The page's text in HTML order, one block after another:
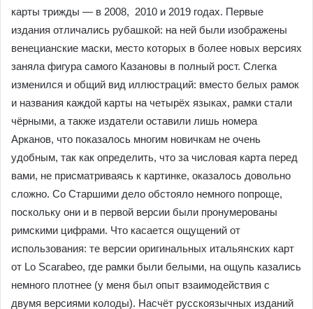
карты трижды — в 2008, 2010 и 2019 годах. Первые
издания отличались рубашкой: на ней были изображены
венецианские маски, место которых в более новых версиях
заняла фигура самого Казановы в полный рост. Слегка
изменился и общий вид иллюстраций: вместо белых рамок
и названия каждой карты на четырёх языках, рамки стали
чёрными, а также издатели оставили лишь номера
Арканов, что показалось многим новичкам не очень
удобным, так как определить, что за числовая карта перед
вами, не присматриваясь к картинке, оказалось довольно
сложно. Со Старшими дело обстояло немного попроще,
поскольку они и в первой версии были пронумерованы
римскими цифрами. Что касается ощущений от
использования: те версии оригинальных итальянских карт
от Lo Scarabeo, где рамки были белыми, на ощупь казались
немного плотнее (у меня был опыт взаимодействия с
двумя версиями колоды). Насчёт русскоязычных изданий